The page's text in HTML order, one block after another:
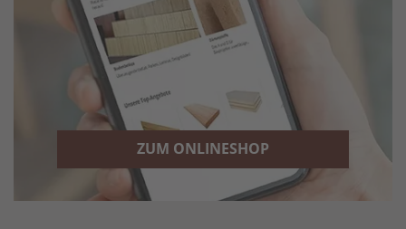
ZUM ONLINESHOP